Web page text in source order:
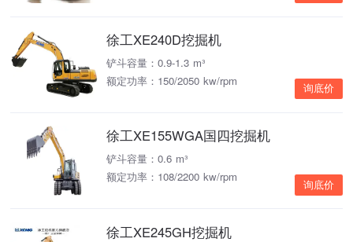
徐工XE240D挖掘机
铲斗容量：0.9-1.3 m³
额定功率：150/2050 kw/rpm
询底价
徐工XE155WGA国四挖掘机
铲斗容量：0.6 m³
额定功率：108/2200 kw/rpm
询底价
徐工XE245GH挖掘机